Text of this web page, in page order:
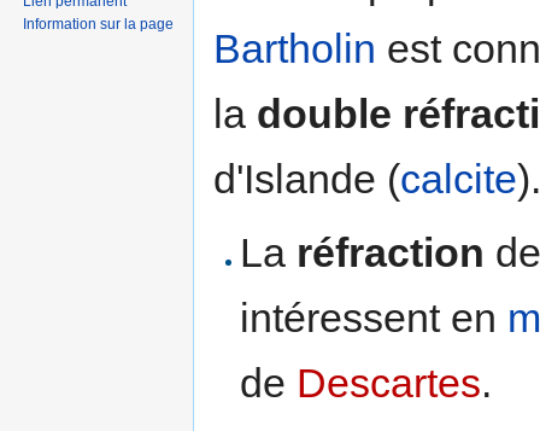
Bartholin est
la double
d'Islande (calcite).
La réfraction
intéressent en
de Descartes.
Information sur la page